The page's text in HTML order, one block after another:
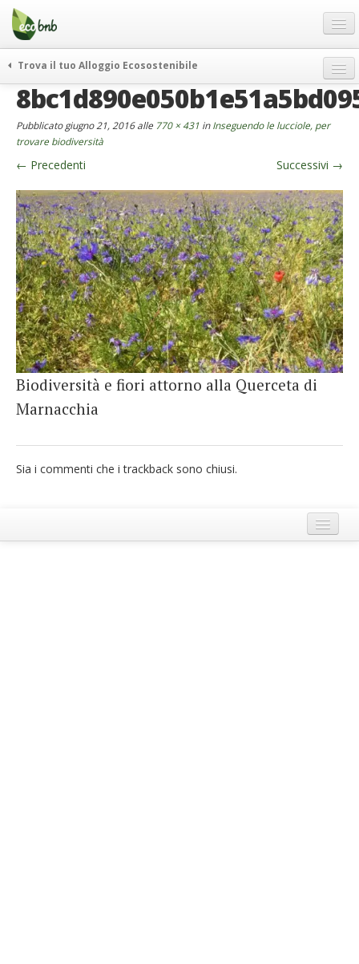
Menu
Salta
contenuto
Offerte Speciali
Regali
FAQ
Chi Siamo
Partner
Contatti
Italiano
German
English
Spanish
French
Italiano
Trova il tuo Alloggio Ecosostenibile
weekend green
curiosità
vivere e viaggiare verde
news ed eventi
ecohotel
rassegna stampa
Pubblicatogiugno 21, 2016alle 770 × 431 inInseguendo le lucciole, per
trovare biodiversità
← Precedenti Successivi →
Biodiversità e fiori attorno alla Querceta di
Marnacchia
Sia i commenti che i trackback sono chiusi.